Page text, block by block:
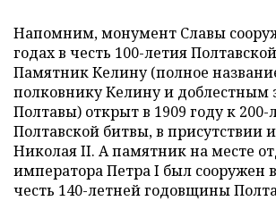
Напомним, монумент Славы
годах в честь 100-летия
Памятник Келину (полное
полковнику Келину и
Полтавы) открыт в 1909 году к
Полтавской битвы, в присутствии
Николая II. А памятник на месте
императора Петра I был сооружен в
честь 140-летней годовщины